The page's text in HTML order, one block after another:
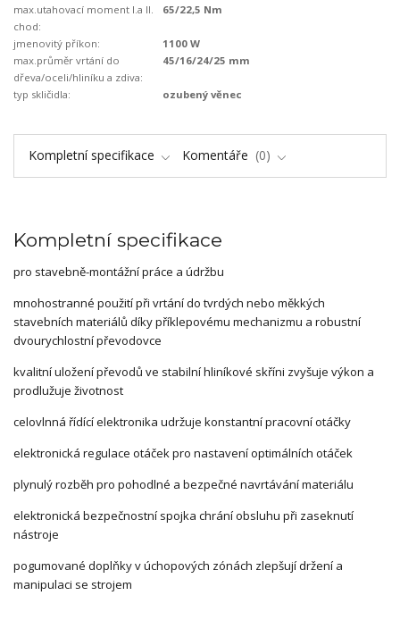
max.utahovací moment I.a II.
chod:
65/22,5 Nm
jmenovitý příkon:
1100 W
max.průměr vrtání do
dřeva/oceli/hliníku a zdiva:
45/16/24/25 mm
typ skličidla: ozubený věnec
Kompletní specifikace Komentáře 0
Kompletní specifikace
pro stavebně-montážní práce a údržbu
mnohostranné použití při vrtání do tvrdých nebo měkkých
stavebních materiálů díky příklepovému mechanizmu a robustní
dvourychlostní převodovce
kvalitní uložení převodů ve stabilní hliníkové skříni zvyšuje výkon a
prodlužuje životnost
celovlnná řídící elektronika udržuje konstantní pracovní otáčky
elektronická regulace otáček pro nastavení optimálních otáček
plynulý rozběh pro pohodlné a bezpečné navrtávání materiálu
elektronická bezpečnostní spojka chrání obsluhu při zaseknutí
nástroje
pogumované doplňky v úchopových zónách zlepšují držení a
manipulaci se strojem